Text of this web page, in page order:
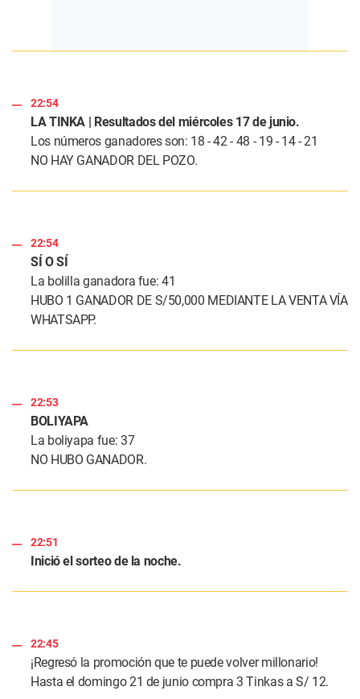
22:54
LA TINKA | Resultados del miércoles 17 de junio.
Los números ganadores son: 18 - 42 - 48 - 19 - 14 - 21
NO HAY GANADOR DEL POZO.
22:54
SÍ O SÍ
La bolilla ganadora fue: 41
HUBO 1 GANADOR DE S/50,000 MEDIANTE LA VENTA VÍA
WHATSAPP.
22:53
BOLIYAPA
La boliyapa fue: 37
NO HUBO GANADOR.
22:51
Inició el sorteo de la noche.
22:45
¡Regresó la promoción que te puede volver millonario!
Hasta el domingo 21 de junio compra 3 Tinkas a S/ 12.